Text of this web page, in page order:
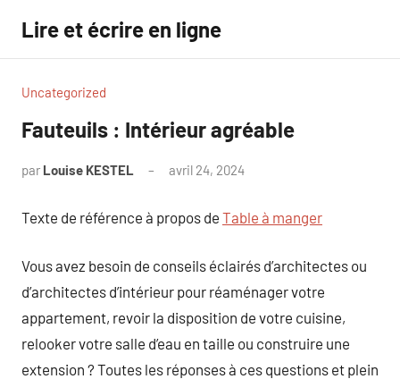
contenu
Lire et écrire en ligne
Uncategorized
Fauteuils : Intérieur agréable
par Louise KESTEL avril 24, 2024
Texte de référence à propos de Table à manger
Vous avez besoin de conseils éclairés d’architectes ou
d’architectes d’intérieur pour réaménager votre
appartement, revoir la disposition de votre cuisine,
relooker votre salle d’eau en taille ou construire une
extension ? Toutes les réponses à ces questions et plein